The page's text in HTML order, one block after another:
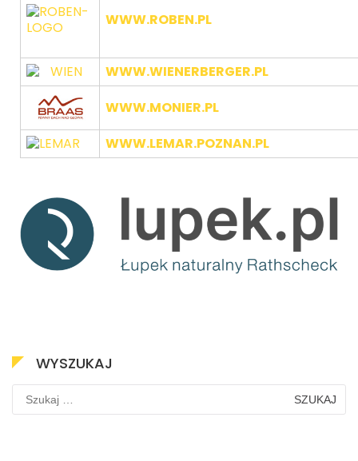
WWW.ROBEN.PL
WWW.WIENERBERGER.PL
WWW.MONIER.PL
WWW.LEMAR.POZNAN.PL
WYSZUKAJ